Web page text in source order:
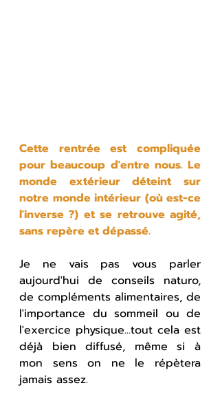
Cette rentrée est compliquée
pour beaucoup d'entre nous. Le
monde extérieur déteint sur
notre monde intérieur (où est-ce
l'inverse ?) et se retrouve agité,
sans repère et dépassé.
Je ne vais pas vous parler
aujourd'hui de conseils naturo,
de compléments alimentaires, de
l'importance du sommeil ou de
l'exercice physique...tout cela est
déjà bien diffusé, même si à
mon sens on ne le répètera
jamais assez.